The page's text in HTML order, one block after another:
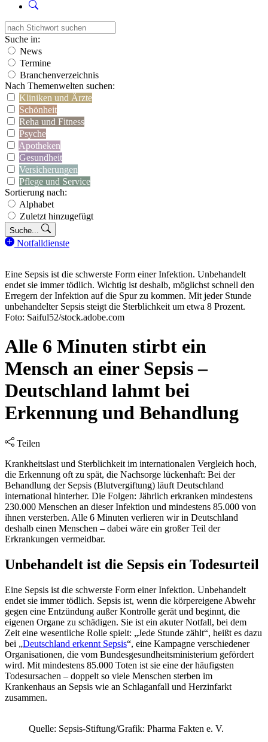
Suche in:
News
Termine
Branchenverzeichnis
Nach Themenwelten suchen:
Kliniken und Ärzte
Schönheit
Reha und Fitness
Psyche
Apotheken
Gesundheit
Versicherungen
Pflege und Service
Sortierung nach:
Alphabet
Zuletzt hinzugefügt
Suche...
Notfalldienste
Eine Sepsis ist die schwerste Form einer Infektion. Unbehandelt
endet sie immer tödlich. Wichtig ist deshalb, möglichst schnell den
Erregern der Infektion auf die Spur zu kommen. Mit jeder Stunde
unbehandelter Sepsis steigt die Sterblichkeit um etwa 8 Prozent.
Foto: Saiful52/stock.adobe.com
Alle 6 Minuten stirbt ein
Mensch an einer Sepsis –
Deutschland lahmt bei
Erkennung und Behandlung
Teilen
Krankheitslast und Sterblichkeit im internationalen Vergleich hoch,
die Erkennung oft zu spät, die Nachsorge lückenhaft: Bei der
Behandlung der Sepsis (Blutvergiftung) läuft Deutschland
international hinterher. Die Folgen: Jährlich erkranken mindestens
230.000 Menschen an dieser Infektion und mindestens 85.000 von
ihnen versterben. Alle 6 Minuten verlieren wir in Deutschland
deshalb einen Menschen – dabei wäre ein großer Teil der
Erkrankungen vermeidbar.
Unbehandelt ist die Sepsis ein Todesurteil
Eine Sepsis ist die schwerste Form einer Infektion. Unbehandelt
endet sie immer tödlich. Sepsis ist, wenn die körpereigene Abwehr
gegen eine Entzündung außer Kontrolle gerät und beginnt, die
eigenen Organe zu schädigen. Sie ist ein akuter Notfall, bei dem
Zeit eine wesentliche Rolle spielt: „Jede Stunde zählt“, heißt es dazu
bei „Deutschland erkennt Sepsis“, eine Kampagne verschiedener
Organisationen, die vom Bundesgesundheitsministerium gefördert
wird. Mit mindestens 85.000 Toten ist sie eine der häufigsten
Todesursachen – doppelt so viele Menschen sterben im
Krankenhaus an Sepsis wie an Schlaganfall und Herzinfarkt
zusammen.
Quelle: Sepsis-Stiftung/Grafik: Pharma Fakten e. V.